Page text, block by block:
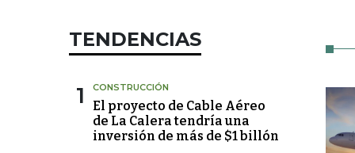
TENDENCIAS
1 CONSTRUCCIÓN
El proyecto de Cable Aéreo
de La Calera tendría una
inversión de más de $1 billón